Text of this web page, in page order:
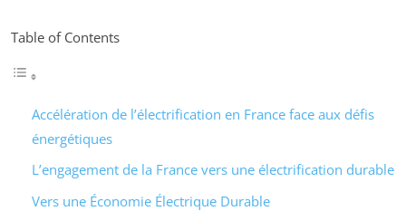
Table of Contents
Accélération de l’électrification en France face aux défis
énergétiques
L’engagement de la France vers une électrification durable
Vers une Économie Électrique Durable